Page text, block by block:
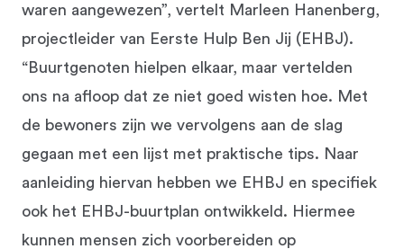
waren aangewezen”, vertelt Marleen Hanenberg,
projectleider van Eerste Hulp Ben Jij (EHBJ).
“Buurtgenoten hielpen elkaar, maar vertelden
ons na afloop dat ze niet goed wisten hoe. Met
de bewoners zijn we vervolgens aan de slag
gegaan met een lijst met praktische tips. Naar
aanleiding hiervan hebben we EHBJ en specifiek
ook het EHBJ-buurtplan ontwikkeld. Hiermee
kunnen mensen zich voorbereiden op